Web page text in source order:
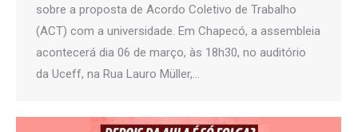
sobre a proposta de Acordo Coletivo de Trabalho
(ACT) com a universidade. Em Chapecó, a assembleia
acontecerá dia 06 de março, às 18h30, no auditório
da Uceff, na Rua Lauro Müller,…